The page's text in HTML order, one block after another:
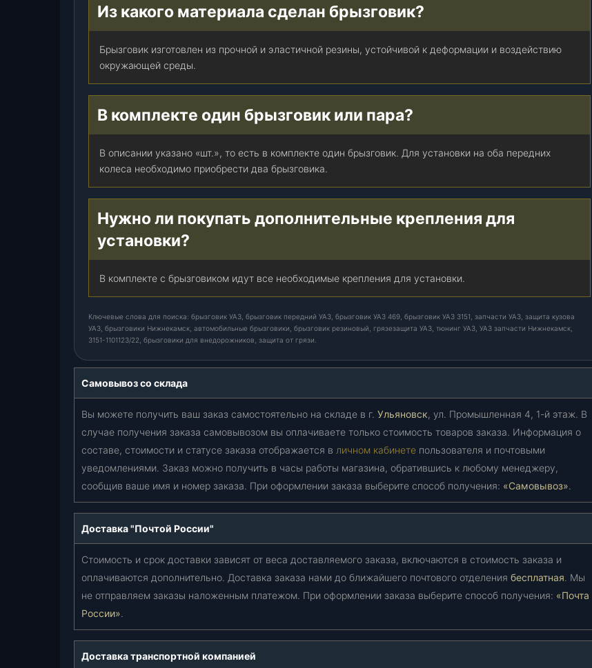
к
с
ш
Из какого материала сделан брызговик?
Брызговик изготовлен из прочной и эластичной резины, устойчивой к деформации и воздействию
окружающей среды.
В комплекте один брызговик или пара?
В описании указано «шт.», то есть в комплекте один брызговик. Для установки на оба передних
колеса необходимо приобрести два брызговика.
Нужно ли покупать дополнительные крепления для
установки?
В комплекте с брызговиком идут все необходимые крепления для установки.
Ключевые слова для поиска: брызговик УАЗ, брызговик передний УАЗ, брызговик УАЗ 469, брызговик УАЗ 3151, запчасти УАЗ, защита кузова
УАЗ, брызговики Нижнекамск, автомобильные брызговики, брызговик резиновый, грязезащита УАЗ, тюнинг УАЗ, УАЗ запчасти Нижнекамск,
3151-1101123/22, брызговики для внедорожников, защита от грязи.
Самовывоз со склада
Вы можете получить ваш заказ самостоятельно на складе в г. Ульяновск, ул. Промышленная 4, 1-й этаж. В
случае получения заказа самовывозом вы оплачиваете только стоимость товаров заказа. Информация о
составе, стоимости и статусе заказа отображается в личном кабинете пользователя и почтовыми
уведомлениями. Заказ можно получить в часы работы магазина, обратившись к любому менеджеру,
сообщив ваше имя и номер заказа. При оформлении заказа выберите способ получения: «Самовывоз».
Доставка "Почтой России"
Стоимость и срок доставки зависят от веса доставляемого заказа, включаются в стоимость заказа и
оплачиваются дополнительно. Доставка заказа нами до ближайшего почтового отделения бесплатная. Мы
не отправляем заказы наложенным платежом. При оформлении заказа выберите способ получения: «Почта
России».
Доставка транспортной компанией